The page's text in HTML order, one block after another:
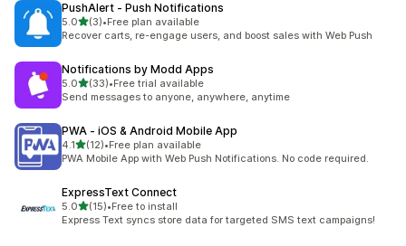
PushAlert ‑ Push Notifications
5.0滿分 5 顆星
(3)
共有 3 則評價
•Free plan available
Recover carts, re-engage users, and boost sales with Web Push
Notifications by Modd Apps
5.0滿分 5 顆星
(33)
共有 33 則評價
•Free trial available
Send messages to anyone, anywhere, anytime
PWA ‑ iOS & Android Mobile App
4.1滿分 5 顆星
(12)
共有 12 則評價
•Free plan available
PWA Mobile App with Web Push Notifications. No code required.
ExpressText Connect
5.0滿分 5 顆星
(15)
共有 15 則評價
•Free to install
Express Text syncs store data for targeted SMS text campaigns!